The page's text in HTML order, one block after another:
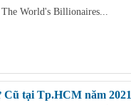
The World's Billionaires...
tại Tp.HCM năm 2021